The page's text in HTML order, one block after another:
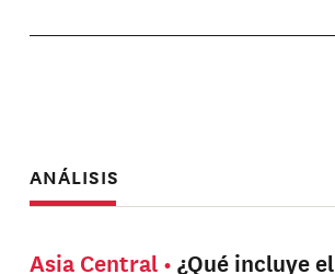
ANÁLISIS
Asia Central
¿Qué incluye el